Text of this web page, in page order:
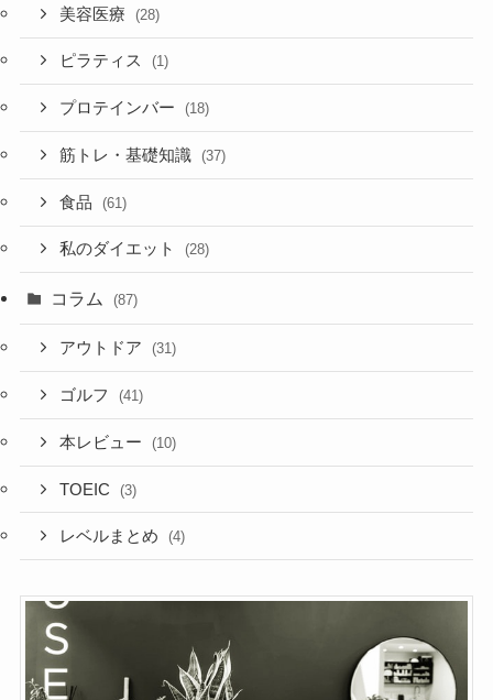
美容医療 (28)
ピラティス (1)
プロテインバー (18)
筋トレ・基礎知識 (37)
食品 (61)
私のダイエット (28)
コラム (87)
アウトドア (31)
ゴルフ (41)
本レビュー (10)
TOEIC (3)
レベルまとめ (4)